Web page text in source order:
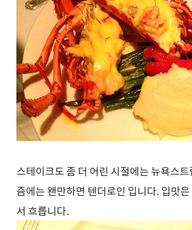
스테이크도 좀 더 어린 시절에는 뉴욕스
즘에는 왠만하면 텐더로인 입니다. 입맛
서 흐릅니다.